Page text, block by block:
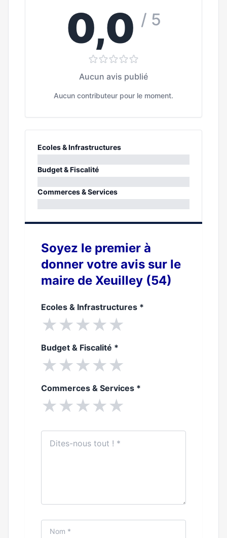
0,0 / 5
Aucun avis publié
Aucun contributeur pour le moment.
Ecoles & Infrastructures
0%
Budget & Fiscalité
0%
Commerces & Services
Soyez le premier à
donner votre avis sur le
maire de Xeuilley (54)
Ecoles & Infrastructures *
★★★★★
Budget & Fiscalité *
★★★★★
Commerces & Services *
★★★★★